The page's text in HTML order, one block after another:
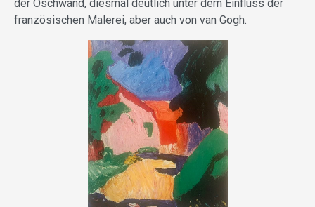
der Oschwand, diesmal deutlich unter dem Einfluss der
französischen Malerei, aber auch von van Gogh.